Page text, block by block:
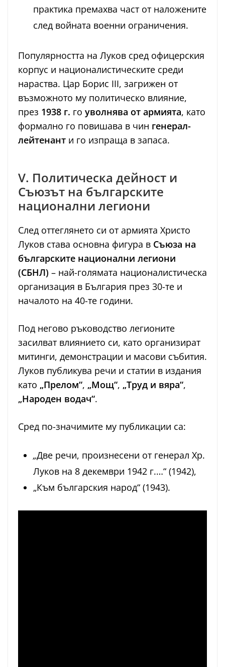
практика премахва част от наложените
след войната военни ограничения.
Популярността на Луков сред офицерския
корпус и националистическите среди
нараства. Цар Борис III, загрижен от
възможното му политическо влияние,
през 1938 г. го уволнява от армията, като
формално го повишава в чин генерал-
лейтенант и го изпраща в запаса.
V. Политическа дейност и
Съюзът на българските
национални легиони
След оттеглянето си от армията Христо
Луков става основна фигура в Съюза на
българските национални легиони
(СБНЛ) – най-голямата националистическа
организация в България през 30-те и
началото на 40-те години.
Под негово ръководство легионите
засилват влиянието си, като организират
митинги, демонстрации и масови събития.
Луков публикува речи и статии в издания
като „Прелом“, „Мощ“, „Труд и вяра“,
„Народен водач“.
Сред по-значимите му публикации са:
„Две речи, произнесени от генерал Хр.
Луков на 8 декември 1942 г.…“ (1942),
„Към българския народ“ (1943).